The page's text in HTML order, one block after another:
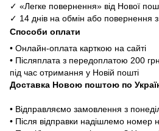
✓ «Легке повернення» від Нової
✓ 14 днів на обмін або повернення
Способи оплати
• Онлайн-оплата карткою на сайті
• Післяплата з передоплатою 200
під час отримання у Новій пошті
Доставка Новою поштою по
• Відправляємо замовлення з
• Після відправки надішлемо номер